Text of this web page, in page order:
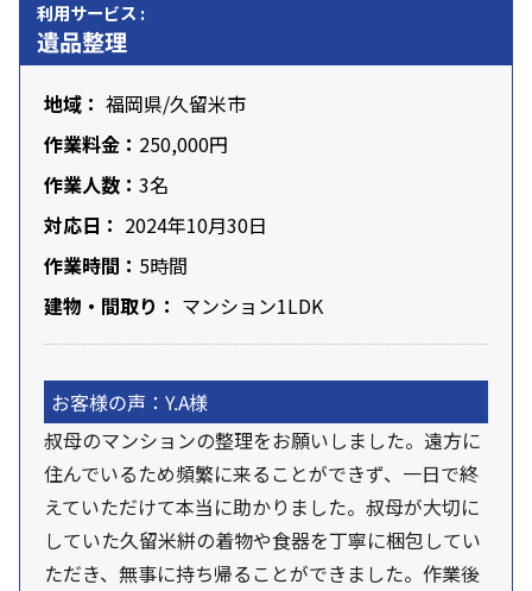
利用サービス :
遺品整理
地域： 福岡県/久留米市
作業料金： 250,000円
作業人数： 3名
対応日： 2024年10月30日
作業時間： 5時間
建物・間取り： マンション1LDK
お客様の声：Y.A様
叔母のマンションの整理をお願いしました。遠方に
住んでいるため頻繁に来ることができず、一日で終
えていただけて本当に助かりました。叔母が大切に
していた久留米絣の着物や食器を丁寧に梱包してい
ただき、無事に持ち帰ることができました。作業後